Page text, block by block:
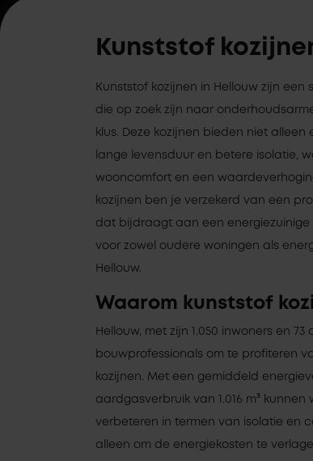
Kunststof
Kunststof kozijnen in Hellouw zijn
die op zoek zijn naar
klus. Deze kozijnen bieden niet
lange levensduur en betere isolatie,
wooncomfort en een
kozijnen ben je verzekerd van een
dat bijdraagt aan een energiezuinige
voor zowel oudere woningen als
Hellouw.
Waarom kunststof
Hellouw, met zijn 1.050 inwoners en
bouwprofessionals om te profiteren
kozijnen. Met een gemiddeld
aardgasverbruik van 1.016 m³
verbeteren in termen van isolatie en
alleen om de energiekosten te